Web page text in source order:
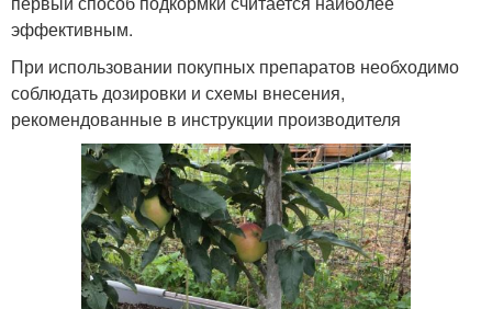
эффективным.
При использовании покупных препаратов необходимо
соблюдать дозировки и схемы внесения,
рекомендованные в инструкции производителя